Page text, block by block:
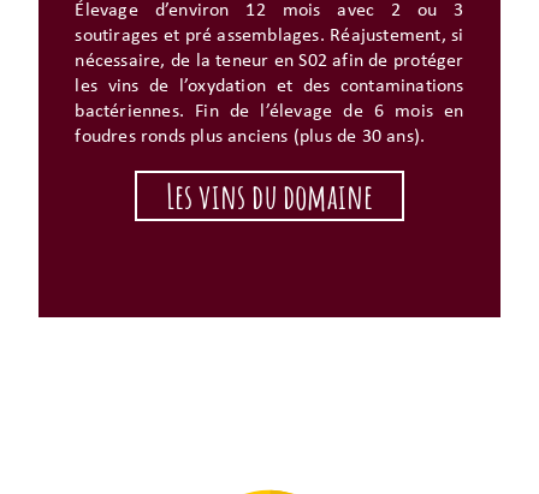
Élevage d’environ 12 mois avec 2 ou 3
soutirages et pré assemblages. Réajustement, si
nécessaire, de la teneur en S02 afin de protéger
les vins de l’oxydation et des contaminations
bactériennes. Fin de l’élevage de 6 mois en
foudres ronds plus anciens (plus de 30 ans).
Les vins du domaine